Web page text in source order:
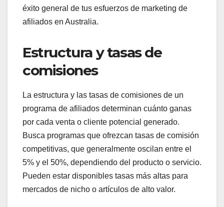
éxito general de tus esfuerzos de marketing de
afiliados en Australia.
Estructura y tasas de
comisiones
La estructura y las tasas de comisiones de un
programa de afiliados determinan cuánto ganas
por cada venta o cliente potencial generado.
Busca programas que ofrezcan tasas de comisión
competitivas, que generalmente oscilan entre el
5% y el 50%, dependiendo del producto o servicio.
Pueden estar disponibles tasas más altas para
mercados de nicho o artículos de alto valor.